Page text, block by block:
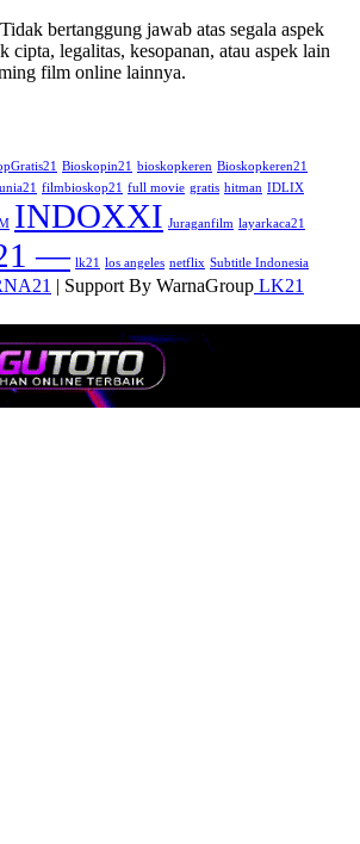
Tidak bertanggung jawab atas segala aspek
cipta, legalitas, kesopanan, atau aspek lain
film online lainnya.
Bioskopin21 bioskopkeren Bioskopkeren21
filmbioskop21 full movie gratis hitman IDLIX
INDOXXI Juraganfilm layarkaca21
— lk21 los angeles netflix Subtitle Indonesia
| Support By WarnaGroup LK21